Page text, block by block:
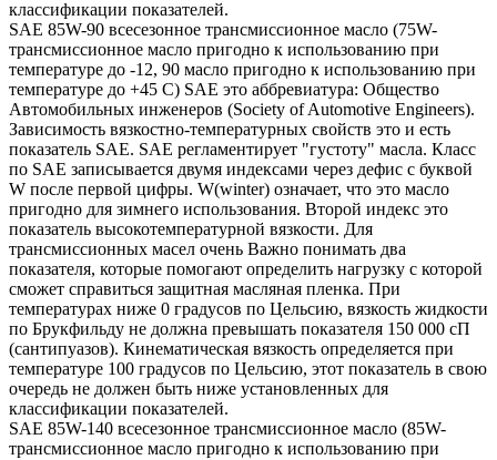
классификации показателей.
SAE 85W-90 всесезонное трансмиссионное масло (75W-
трансмиссионное масло пригодно к использованию при
температуре до -12, 90 масло пригодно к использованию при
температуре до +45 С) SAE это аббревиатура: Общество
Автомобильных инженеров (Society of Automotive Engineers).
Зависимость вязкостно-температурных свойств это и есть
показатель SAE. SAE регламентирует "густоту" масла. Класс
по SAE записывается двумя индексами через дефис с буквой
W после первой цифры. W(winter) означает, что это масло
пригодно для зимнего использования. Второй индекс это
показатель высокотемпературной вязкости. Для
трансмиссионных масел очень Важно понимать два
показателя, которые помогают определить нагрузку с которой
сможет справиться защитная масляная пленка. При
температурах ниже 0 градусов по Цельсию, вязкость жидкости
по Брукфильду не должна превышать показателя 150 000 сП
(сантипуазов). Кинематическая вязкость определяется при
температуре 100 градусов по Цельсию, этот показатель в свою
очередь не должен быть ниже установленных для
классификации показателей.
SAE 85W-140 всесезонное трансмиссионное масло (85W-
трансмиссионное масло пригодно к использованию при